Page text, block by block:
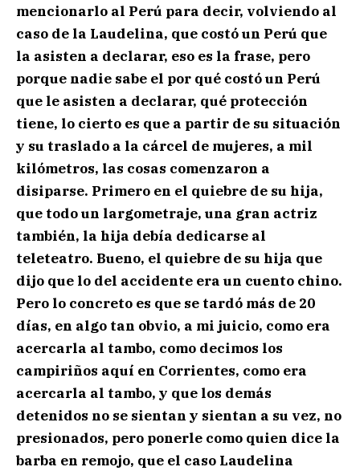
mencionarlo al Perú para decir, volviendo al
caso de la Laudelina, que costó un Perú que
la asisten a declarar, eso es la frase, pero
porque nadie sabe el por qué costó un Perú
que le asisten a declarar, qué protección
tiene, lo cierto es que a partir de su situación
y su traslado a la cárcel de mujeres, a mil
kilómetros, las cosas comenzaron a
disiparse. Primero en el quiebre de su hija,
que todo un largometraje, una gran actriz
también, la hija debía dedicarse al
teleteatro. Bueno, el quiebre de su hija que
dijo que lo del accidente era un cuento chino.
Pero lo concreto es que se tardó más de 20
días, en algo tan obvio, a mi juicio, como era
acercarla al tambo, como decimos los
campiriños aquí en Corrientes, como era
acercarla al tambo, y que los demás
detenidos no se sientan y sientan a su vez, no
presionados, pero ponerle como quien dice la
barba en remojo, que el caso Laudelina